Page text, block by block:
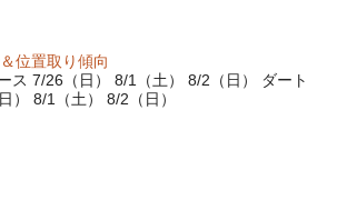
位置取り傾向
ス 7/26（日） 8/1（土） 8/2（日） ダート
） 8/1（土） 8/2（日）